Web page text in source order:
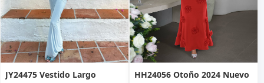
JY24475 Vestido Largo
HH24056 Otoño 2024 Nuevo